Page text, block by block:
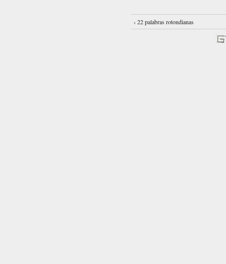
‹ 22 palabras rotondianas